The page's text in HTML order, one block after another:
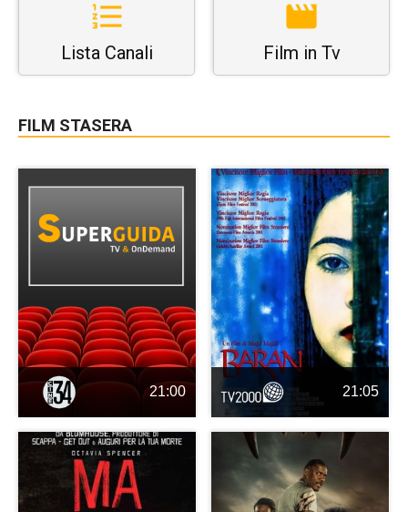
Lista Canali Film in Tv
FILM STASERA
21:00 21:05